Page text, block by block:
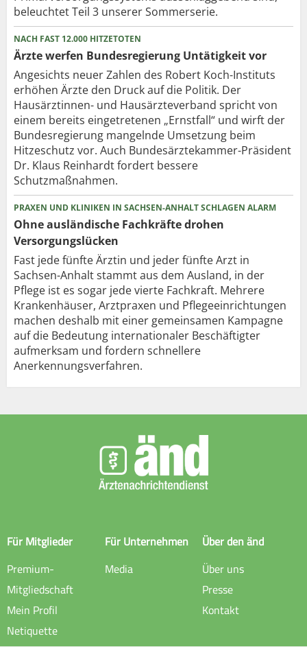
beleuchtet Teil 3 unserer Sommerserie.
NACH FAST 12.000 HITZETOTEN
Ärzte werfen Bundesregierung Untätigkeit vor
Angesichts neuer Zahlen des Robert Koch-Instituts
erhöhen Ärzte den Druck auf die Politik. Der
Hausärztinnen- und Hausärzteverband spricht von
einem bereits eingetretenen „Ernstfall“ und wirft der
Bundesregierung mangelnde Umsetzung beim
Hitzeschutz vor. Auch Bundesärztekammer-Präsident
Dr. Klaus Reinhardt fordert bessere
Schutzmaßnahmen.
PRAXEN UND KLINIKEN IN SACHSEN-ANHALT SCHLAGEN ALARM
Ohne ausländische Fachkräfte drohen
Versorgungslücken
Fast jede fünfte Ärztin und jeder fünfte Arzt in
Sachsen-Anhalt stammt aus dem Ausland, in der
Pflege ist es sogar jede vierte Fachkraft. Mehrere
Krankenhäuser, Arztpraxen und Pflegeeinrichtungen
machen deshalb mit einer gemeinsamen Kampagne
auf die Bedeutung internationaler Beschäftigter
aufmerksam und fordern schnellere
Anerkennungsverfahren.
Für Mitglieder
Premium-
Mitgliedschaft
Mein Profil
Netiquette
Für Unternehmen
Media
Über den änd
Über uns
Presse
Kontakt